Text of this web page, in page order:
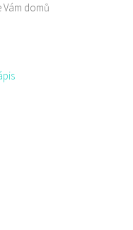
Vám domů